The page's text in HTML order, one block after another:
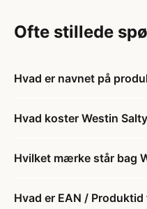
Ofte stillede
Hvad er navnet på
Hvad koster Westin
Hvilket mærke står bag
Hvad er EAN /